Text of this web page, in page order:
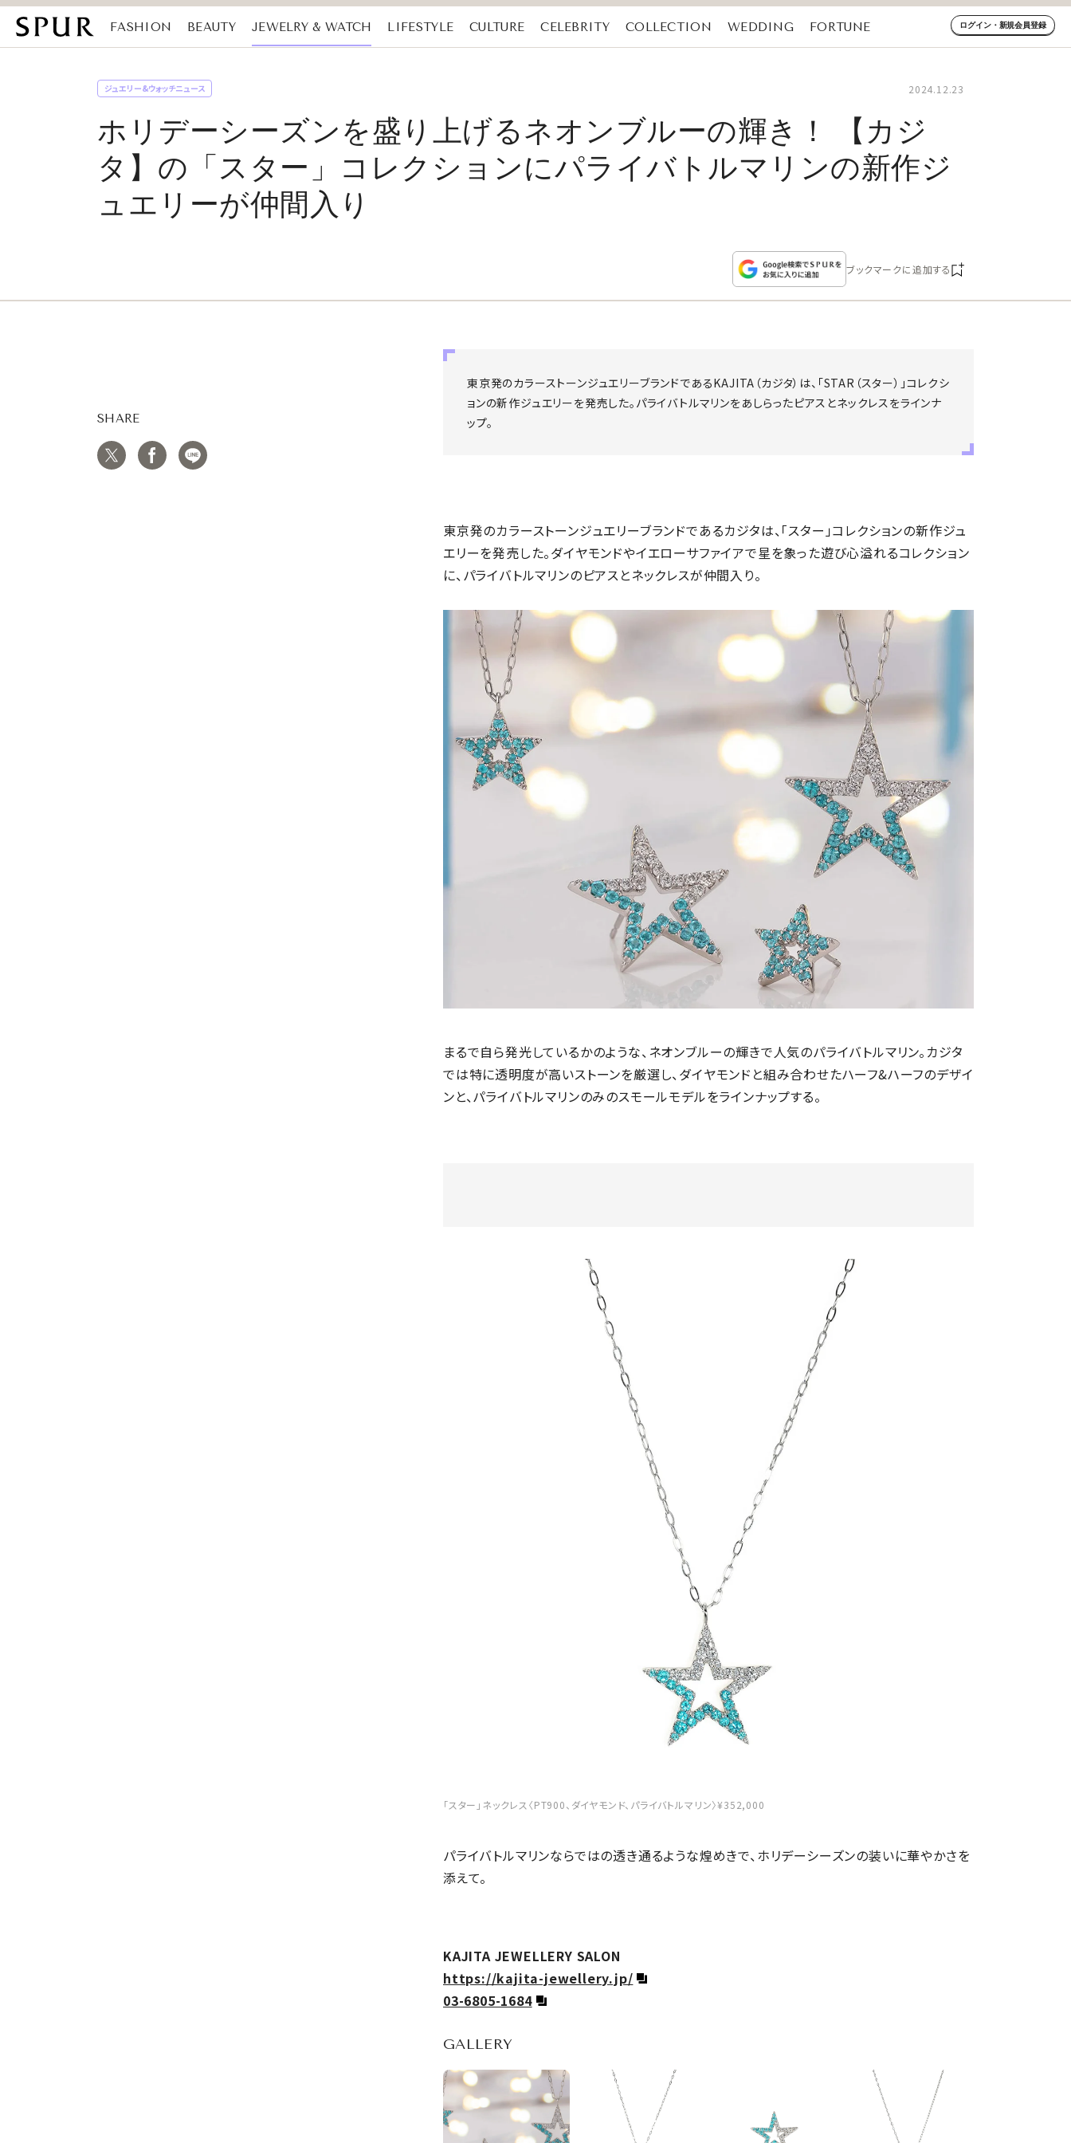
FASHION BEAUTY JEWELRY & WATCH LIFESTYLE CULTURE CELEBRITY COLLECTION WEDDING
FORTUNE
ログイン・新規会員登録
ジュエリー&ウォッチニュース 2024.12.23
ホリデーシーズンを盛り上げるネオンブルーの輝き！ 【カジ
タ】の「スター」コレクションにパライバトルマリンの新作ジ
ュエリーが仲間入り
ブックマークに追加する
SHARE
東京発のカラーストーンジュエリーブランドであるKAJITA（カジタ）は、「STAR（スター）」コレクシ
ョンの新作ジュエリーを発売した。パライバトルマリンをあしらったピアスとネックレスをラインナ
ップ。
東京発のカラーストーンジュエリーブランドであるカジタは、「スター」コレクションの新作ジュ
エリーを発売した。ダイヤモンドやイエローサファイアで星を象った遊び心溢れるコレクション
に、パライバトルマリンのピアスとネックレスが仲間入り。
まるで自ら発光しているかのような、ネオンブルーの輝きで人気のパライバトルマリン。カジタ
では特に透明度が高いストーンを厳選し、ダイヤモンドと組み合わせたハーフ&ハーフのデザイ
ンと、パライバトルマリンのみのスモールモデルをラインナップする。
「スター」ネックレス〈PT900、ダイヤモンド、パライバトルマリン〉¥352,000
パライバトルマリンならではの透き通るような煌めきで、ホリデーシーズンの装いに華やかさを
添えて。
KAJITA JEWELLERY SALON
https://kajita-jewellery.jp/
03-6805-1684
GALLERY